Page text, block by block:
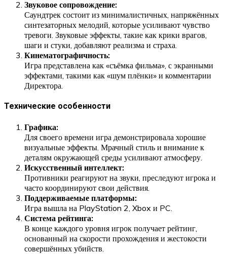
Звуковое сопровождение:
Саундтрек состоит из минималистичных, напряжённых
синтезаторных мелодий, которые усиливают чувство
тревоги. Звуковые эффекты, такие как крики врагов,
шаги и стуки, добавляют реализма и страха.
Кинематографичность:
Игра представлена как «съёмка фильма», с экранными
эффектами, такими как «шум плёнки» и комментарии
Директора.
Технические особенности
Графика:
Для своего времени игра демонстрировала хорошие
визуальные эффекты. Мрачный стиль и внимание к
деталям окружающей среды усиливают атмосферу.
Искусственный интеллект:
Противники реагируют на звуки, преследуют игрока и
часто координируют свои действия.
Поддерживаемые платформы:
Игра вышла на PlayStation 2, Xbox и PC.
Система рейтинга:
В конце каждого уровня игрок получает рейтинг,
основанный на скорости прохождения и жестокости
совершённых убийств.